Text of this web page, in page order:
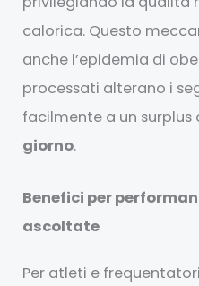
calorica. Questo
anche l’epidemia di
processati alterano i
facilmente a un surplus
giorno.
Benefici per
ascoltate
Per atleti e